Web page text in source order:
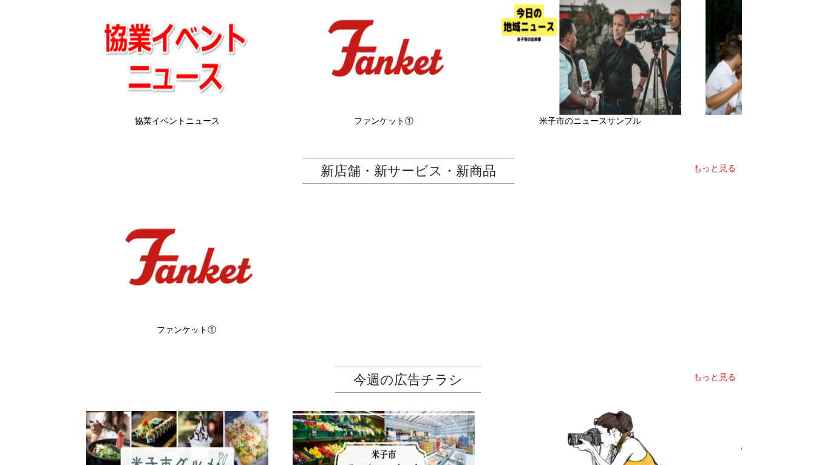
協業イベントニュース ファンケット① 米子市のニュースサンプル
新店舗・新サービス・新商品
ファンケット①
もっと見る
今週の広告チラシ もっと見る